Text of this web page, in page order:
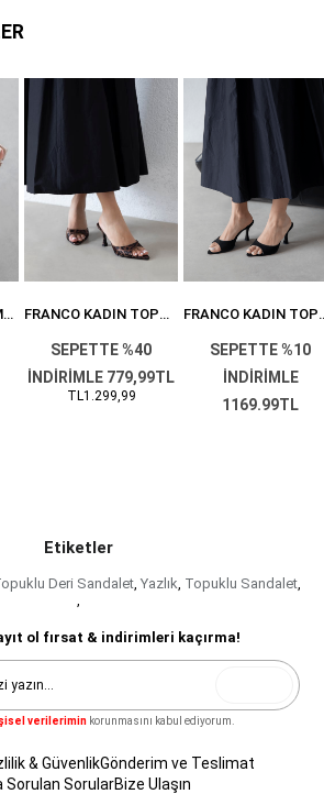
KETRIN KADIN PARMAK ARASI SÜET SANDALET BEJ FRANCO KADIN TOPUKLU SATEN SANDALET LEOPAR
SEPETTE %40
İNDİRİMLE 779,99TL
TL1.299,99
FRANCO
SEPETTE %10
İNDİRİMLE
1169.99TL
Etiketler
Deri Sandalet Yazlık Topuklu Sandalet
ol fırsat & indirimleri kaçırma!
verilerimin korunmasını kabul ediyorum.
& GüvenlikGönderim ve Teslimat
Sorulan SorularBize Ulaşın